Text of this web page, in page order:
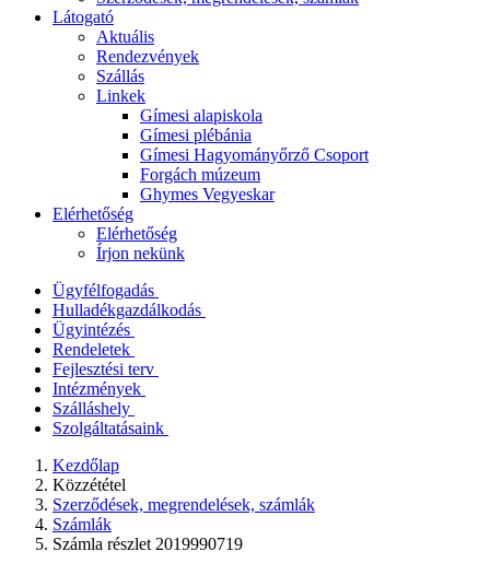
Látogató
Aktuális
Rendezvények
Szállás
Linkek
Gímesi alapiskola
Gímesi plébánia
Gímesi Hagyományőrző Csoport
Forgách múzeum
Ghymes Vegyeskar
Elérhetőség
Elérhetőség
Írjon nekünk
Ügyfélfogadás
Hulladékgazdálkodás
Ügyintézés
Rendeletek
Fejlesztési terv
Intézmények
Szálláshely
Szolgáltatásaink
Kezdőlap
Közzététel
Szerződések, megrendelések, számlák
Számlák
Számla részlet 2019990719